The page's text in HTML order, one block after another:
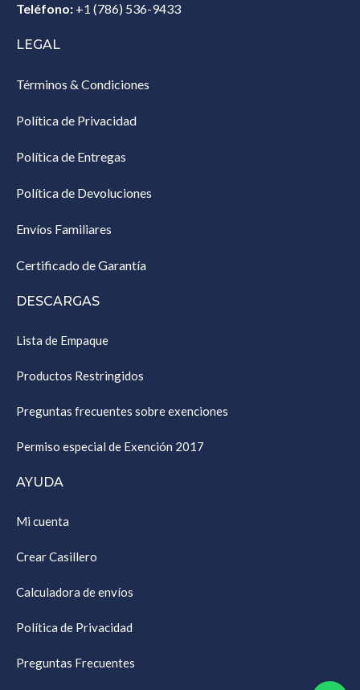
Teléfono: +1 (786) 536-9433‎
LEGAL
Términos & Condiciones
Política de Privacidad
Política de Entregas
Política de Devoluciones
Envíos Familiares
Certificado de Garantía
DESCARGAS
Lista de Empaque
Productos Restringidos
Preguntas frecuentes sobre exenciones
Permiso especial de Exención 2017
AYUDA
Mi cuenta
Crear Casillero
Calculadora de envíos
Política de Privacidad
Preguntas Frecuentes